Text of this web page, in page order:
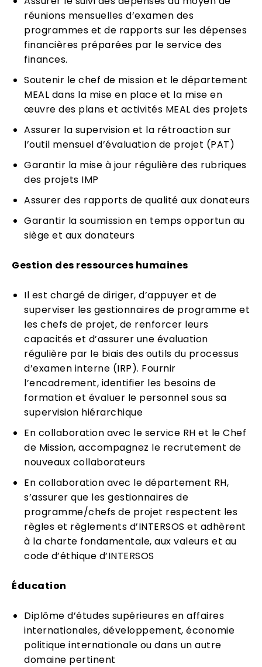
réunions mensuelles d’examen des
programmes et de rapports sur les dépenses
financières préparées par le service des
finances.
Soutenir le chef de mission et le département
MEAL dans la mise en place et la mise en
œuvre des plans et activités MEAL des projets
Assurer la supervision et la rétroaction sur
l’outil mensuel d’évaluation de projet (PAT)
Garantir la mise à jour régulière des rubriques
des projets IMP
Assurer des rapports de qualité aux donateurs
Garantir la soumission en temps opportun au
siège et aux donateurs
Gestion des ressources humaines
Il est chargé de diriger, d’appuyer et de
superviser les gestionnaires de programme et
les chefs de projet, de renforcer leurs
capacités et d’assurer une évaluation
régulière par le biais des outils du processus
d’examen interne (IRP). Fournir
l’encadrement, identifier les besoins de
formation et évaluer le personnel sous sa
supervision hiérarchique
En collaboration avec le service RH et le Chef
de Mission, accompagnez le recrutement de
nouveaux collaborateurs
En collaboration avec le département RH,
s’assurer que les gestionnaires de
programme/chefs de projet respectent les
règles et règlements d’INTERSOS et adhèrent
à la charte fondamentale, aux valeurs et au
code d’éthique d’INTERSOS
Éducation
Diplôme d’études supérieures en affaires
internationales, développement, économie
politique internationale ou dans un autre
domaine pertinent